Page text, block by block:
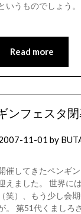
いうものでしょう
Read more
ンフェスタ
11-01 by
催してきたペンギ
えました。 世界に
笑）、もう少し会
。 第51代くましろ